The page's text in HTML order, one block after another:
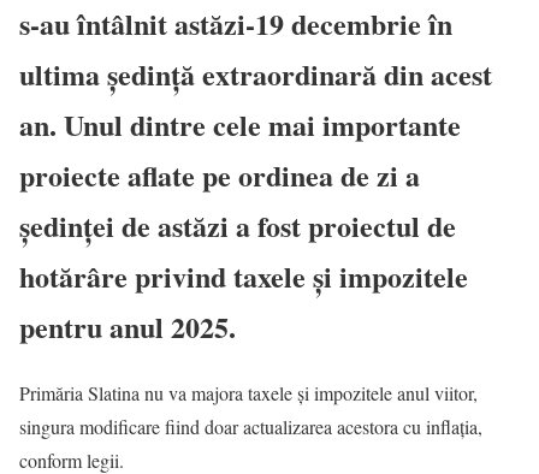
s-au întâlnit astăzi-19 decembrie în
ultima ședință extraordinară din acest
an. Unul dintre cele mai importante
proiecte aflate pe ordinea de zi a
ședinței de astăzi a fost proiectul de
hotărâre privind taxele şi impozitele
pentru anul 2025.
Primăria Slatina nu va majora taxele și impozitele anul viitor,
singura modificare fiind doar actualizarea acestora cu inflaţia,
conform legii.